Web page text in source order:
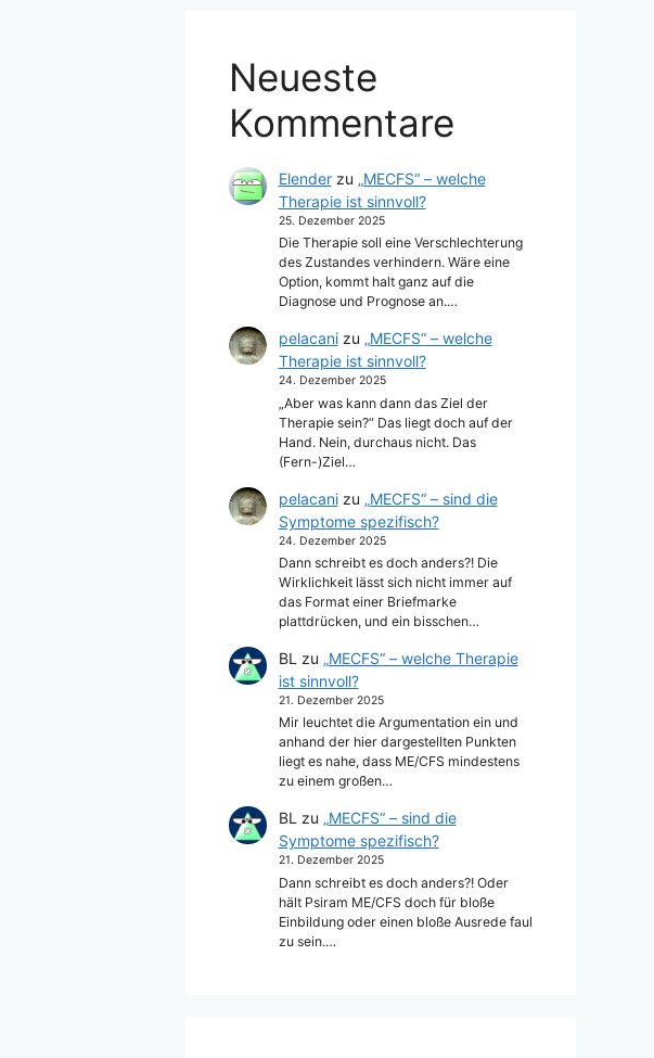
Neueste
Kommentare
Elenderzu „MECFS“ – welche
Therapie ist sinnvoll?
25. Dezember 2025
Die Therapie soll eine Verschlechterung
des Zustandes verhindern. Wäre eine
Option, kommt halt ganz auf die
Diagnose und Prognose an.…
pelacanizu „MECFS“ – welche
Therapie ist sinnvoll?
24. Dezember 2025
„Aber was kann dann das Ziel der
Therapie sein?“ Das liegt doch auf der
Hand. Nein, durchaus nicht. Das
(Fern-)Ziel…
pelacanizu „MECFS“ – sind die
Symptome spezifisch?
24. Dezember 2025
Dann schreibt es doch anders?! Die
Wirklichkeit lässt sich nicht immer auf
das Format einer Briefmarke
plattdrücken, und ein bisschen…
BL zu „MECFS“ – welche Therapie
ist sinnvoll?
21. Dezember 2025
Mir leuchtet die Argumentation ein und
anhand der hier dargestellten Punkten
liegt es nahe, dass ME/CFS mindestens
zu einem großen…
BL zu „MECFS“ – sind die
Symptome spezifisch?
21. Dezember 2025
Dann schreibt es doch anders?! Oder
hält Psiram ME/CFS doch für bloße
Einbildung oder einen bloße Ausrede faul
zu sein.…